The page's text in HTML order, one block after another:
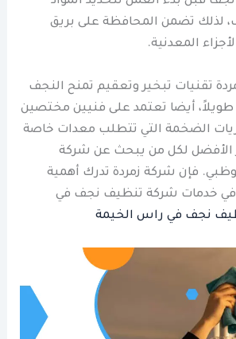
لذلك تضمن المحافظة على بريق
المعدنية.
تقنيات تبخير وتعقيم تمنح النجف
أيضا تعتمد على فنيين مختصين
الضخمة التي تتطلب معدات خاصة
الأفضل لكل من يبحث عن شركة
فإن شركة زمردة تدرك أهمية
في خدمات شركة تنظيف نجف في
نجف في راس الخيمة